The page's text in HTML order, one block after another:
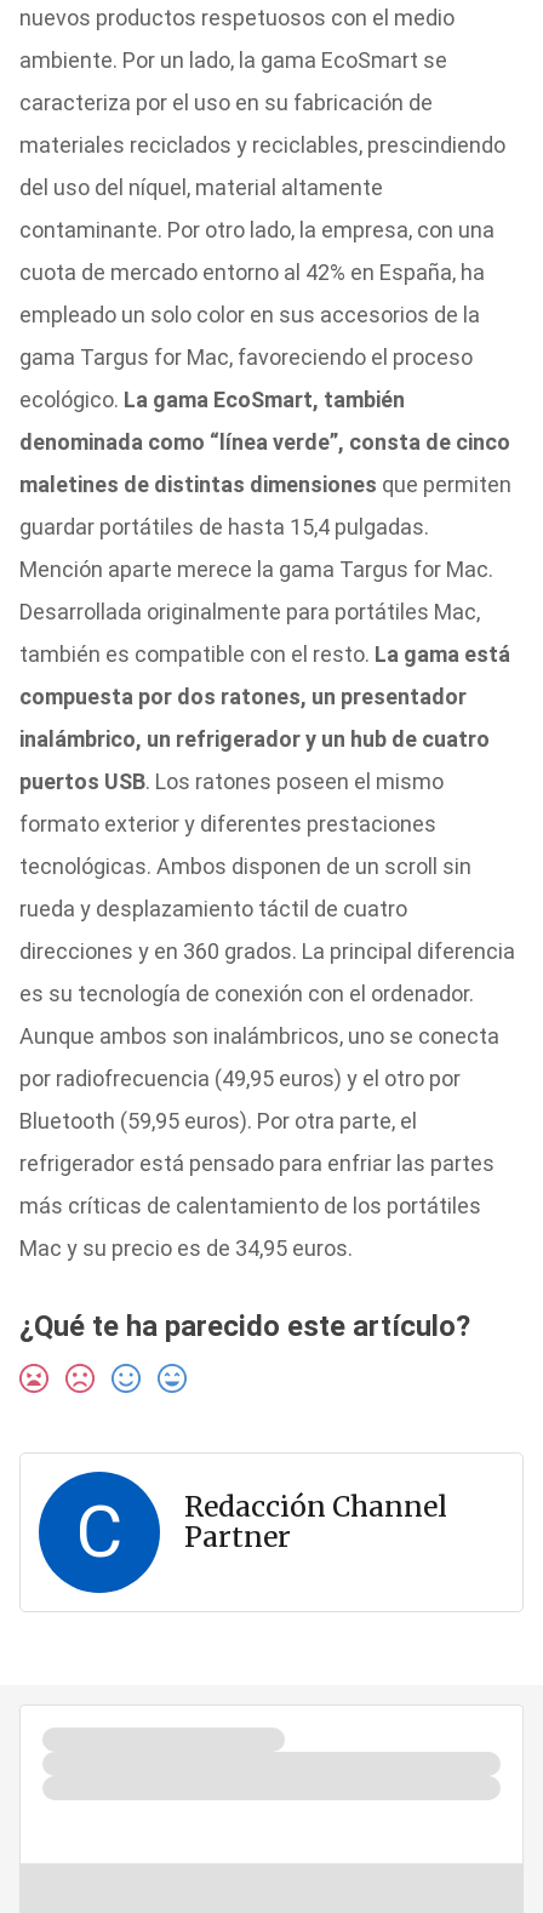
nuevos productos respetuosos con el medio
ambiente. Por un lado, la gama EcoSmart se
caracteriza por el uso en su fabricación de
materiales reciclados y reciclables, prescindiendo
del uso del níquel, material altamente
contaminante. Por otro lado, la empresa, con una
cuota de mercado entorno al 42% en España, ha
empleado un solo color en sus accesorios de la
gama Targus for Mac, favoreciendo el proceso
ecológico. La gama EcoSmart, también
denominada como “línea verde”, consta de cinco
maletines de distintas dimensiones que permiten
guardar portátiles de hasta 15,4 pulgadas.
Mención aparte merece la gama Targus for Mac.
Desarrollada originalmente para portátiles Mac,
también es compatible con el resto. La gama está
compuesta por dos ratones, un presentador
inalámbrico, un refrigerador y un hub de cuatro
puertos USB. Los ratones poseen el mismo
formato exterior y diferentes prestaciones
tecnológicas. Ambos disponen de un scroll sin
rueda y desplazamiento táctil de cuatro
direcciones y en 360 grados. La principal diferencia
es su tecnología de conexión con el ordenador.
Aunque ambos son inalámbricos, uno se conecta
por radiofrecuencia (49,95 euros) y el otro por
Bluetooth (59,95 euros). Por otra parte, el
refrigerador está pensado para enfriar las partes
más críticas de calentamiento de los portátiles
Mac y su precio es de 34,95 euros.
¿Qué te ha parecido este artículo?
C
Redacción Channel
Partner